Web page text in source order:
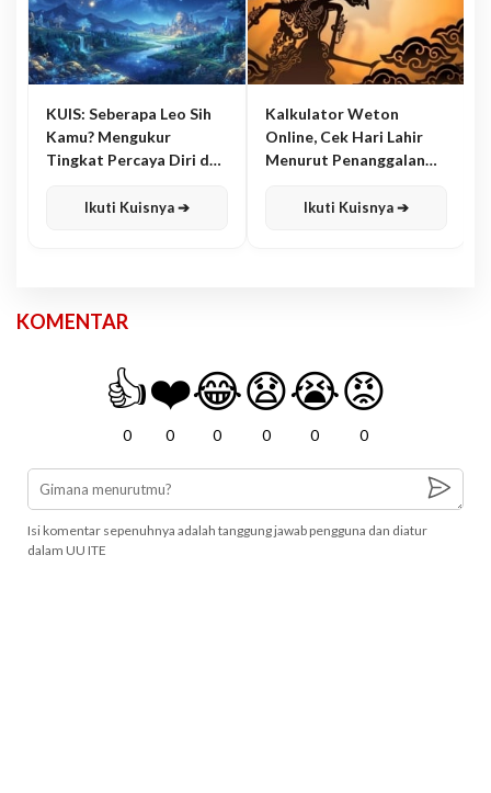
KUIS: Seberapa Leo Sih
Kamu? Mengukur
Tingkat Percaya Diri dan
Ikuti Kuisnya ➔
Kalkulator Weton
Online, Cek Hari Lahir
Menurut Penanggalan
Ikuti Kuisnya ➔
KOMENTAR
👍
0
❤️
0
😂
0
😧
0
😭
0
😡
0
Isi komentar sepenuhnya adalah tanggung jawab pengguna dan diatur
dalam UU ITE